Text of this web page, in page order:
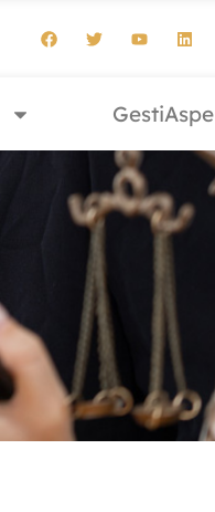
GestiAspe